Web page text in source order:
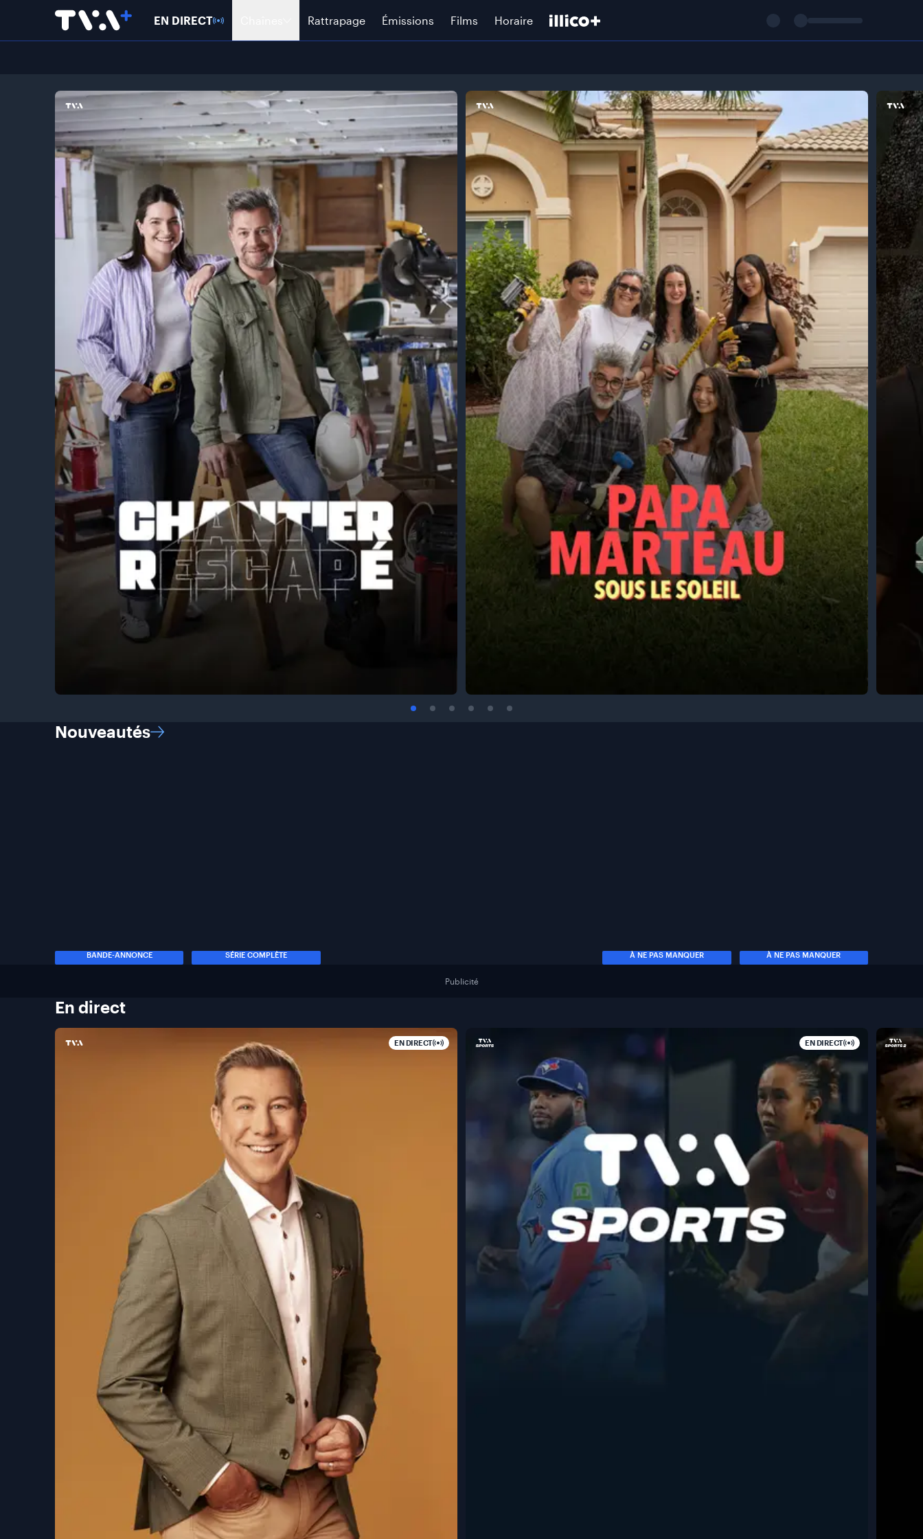
EN DIRECT Rattrapage Émissions Films Horaire
Nouveautés
BANDE-ANNONCE SÉRIE COMPLÈTE À NE PAS MANQUER À NE PAS MANQUER
Publicité
En direct
EN DIRECT EN DIRECT